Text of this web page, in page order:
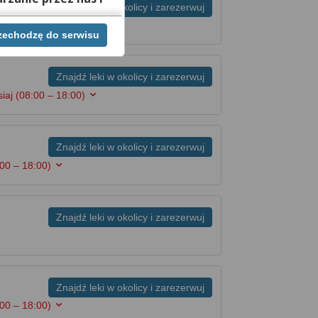
Znajdź leki w okolicy i zarezerwuj
– 20:00)
Znajdź leki w okolicy i zarezerwuj
(08:00 – 18:00)
Znajdź leki w okolicy i zarezerwuj
– 18:00)
Znajdź leki w okolicy i zarezerwuj
Znajdź leki w okolicy i zarezerwuj
– 18:00)
chwili cofnąć,
Jeżeli chcesz
tego dokonać
do serwisu